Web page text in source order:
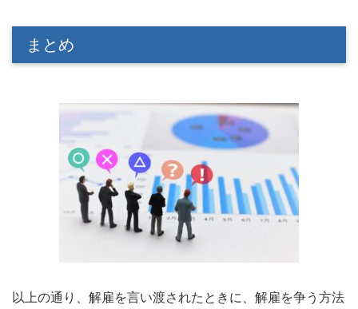
まとめ
以上の通り、解雇を言い渡されたときに、解雇を争う方法